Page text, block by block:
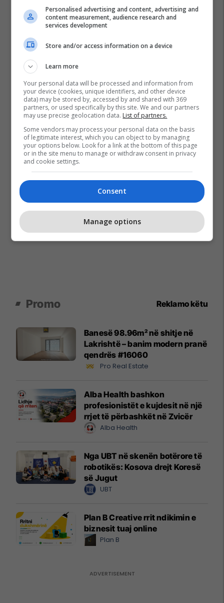
Promo Reklamo këtu
Banesë 98.96m² në shitje në
Lakrishtë – banim modern pranë
qendrës #16060
Pro Real Estate
Alba Health bashkon
profesionistët e kujdesit në një
rrjet të përbashkët në Zvicër
Alba Health
Nga UBT në skenën botërore të
robotikës: Kosova drejt Koresë
së Jugut
UBT
Plan B Creative rrit ndikimin e
biznesit tuaj online
Plan B
Personalised advertising and content, advertising and
content measurement, audience research and
services development
Store and/or access information on a device
Learn more
Your personal data will be processed and information from
your device (cookies, unique identifiers, and other device
data) may be stored by, accessed by and shared with 369
partners, or used specifically by this site. We and our partners
may use precise geolocation data. List of partners.
Some vendors may process your personal data on the basis
of legitimate interest, which you can object to by managing
your options below. Look for a link at the bottom of this page
or in the site menu to manage or withdraw consent in privacy
and cookie settings.
Consent
Manage options